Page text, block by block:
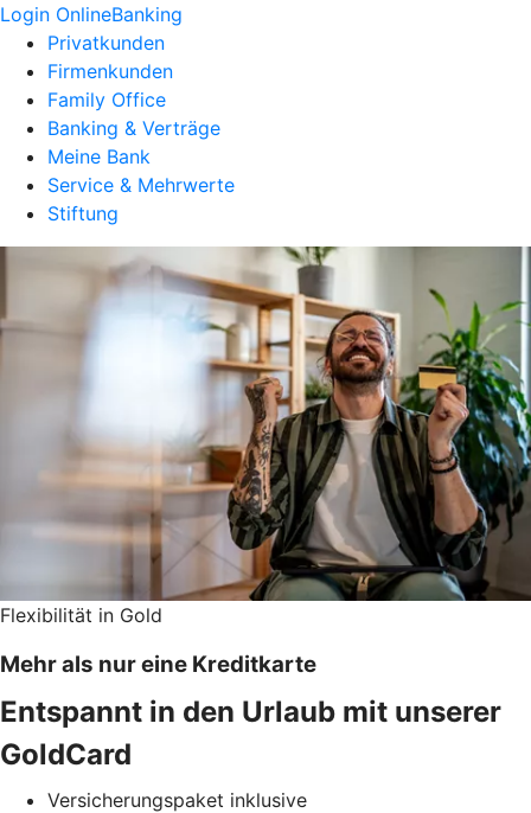
Login OnlineBanking
Privatkunden
Firmenkunden
Family Office
Banking & Verträge
Meine Bank
Service & Mehrwerte
Stiftung
Flexibilität in Gold
Mehr als nur eine Kreditkarte
Entspannt in den Urlaub mit unserer
GoldCard
Versicherungspaket inklusive